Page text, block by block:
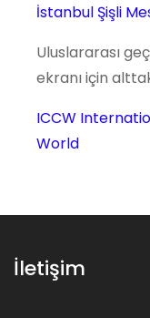
İstanbul Şişli
Uluslararası
ekranı için
ICCW
World
İletişim